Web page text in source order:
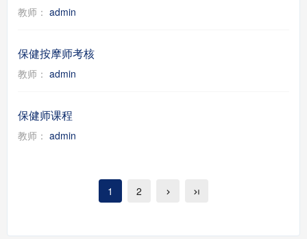
教师： admin
保健按摩师考核
教师： admin
保健师课程
教师： admin
1 2